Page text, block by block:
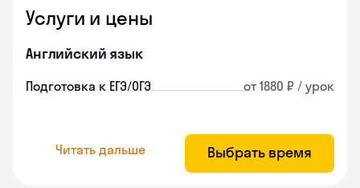
Услуги и цены
Английский язык
Подготовка к ЕГЭ/ОГЭ от 1880 ₽ / урок
Читать дальше Выбрать время